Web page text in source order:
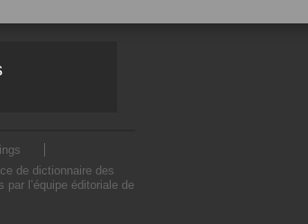
de dictionnaire des
l’équipe éditoriale de